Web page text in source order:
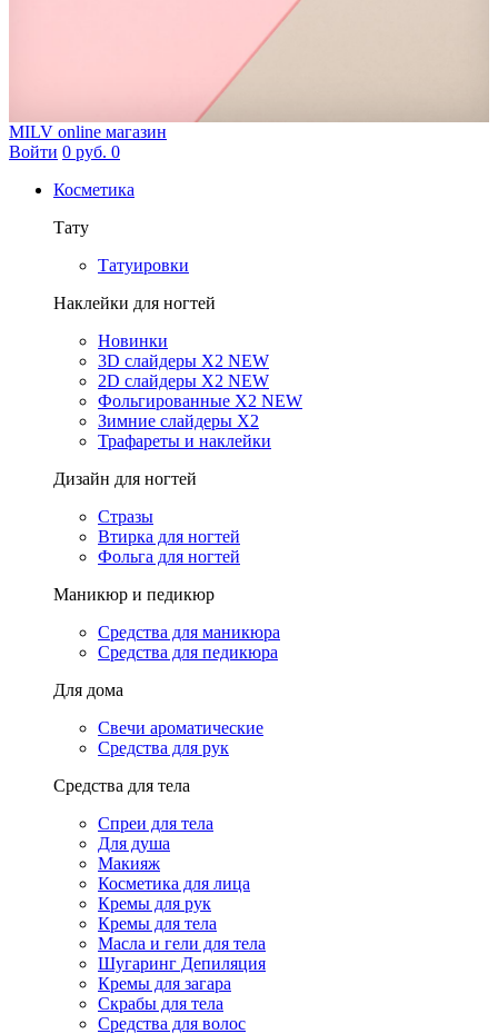
MILV online магазин
Войти 0 руб. 0
Косметика
Тату
Татуировки
Наклейки для ногтей
Новинки
3D слайдеры X2 NEW
2D слайдеры X2 NEW
Фольгированные X2 NEW
Зимние слайдеры Х2
Трафареты и наклейки
Дизайн для ногтей
Стразы
Втирка для ногтей
Фольга для ногтей
Маникюр и педикюр
Средства для маникюра
Средства для педикюра
Для дома
Свечи ароматические
Средства для рук
Средства для тела
Спреи для тела
Для душа
Макияж
Косметика для лица
Кремы для рук
Кремы для тела
Масла и гели для тела
Шугаринг Депиляция
Кремы для загара
Скрабы для тела
Средства для волос